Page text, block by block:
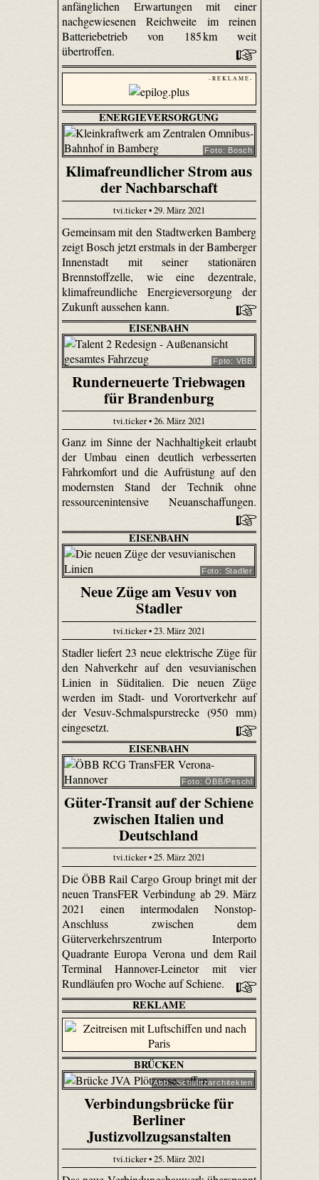
anfänglichen Erwartungen mit einer
nachgewiesenen Reichweite im reinen
Batteriebetrieb von 185 km weit
übertroffen.
- R E K L A M E -
ENERGIEVERSORGUNG
Foto: Bosch
Klimafreundlicher Strom aus
der Nachbarschaft
tvi.ticker • 29. März 2021
Gemeinsam mit den Stadtwerken Bamberg
zeigt Bosch jetzt erstmals in der Bamberger
Innenstadt mit seiner stationären
Brennstoffzelle, wie eine dezentrale,
klimafreundliche Energieversorgung der
Zukunft aussehen kann.
EISENBAHN
Fpto: VBB
Runderneuerte Triebwagen
für Brandenburg
tvi.ticker • 26. März 2021
Ganz im Sinne der Nachhaltigkeit erlaubt
der Umbau einen deutlich verbesserten
Fahrkomfort und die Aufrüstung auf den
modernsten Stand der Technik ohne
ressourcenintensive Neuanschaffungen.
EISENBAHN
Foto: Stadler
Neue Züge am Vesuv von
Stadler
tvi.ticker • 23. März 2021
Stadler liefert 23 neue elektrische Züge für
den Nahverkehr auf den vesuvianischen
Linien in Süditalien. Die neuen Züge
werden im Stadt- und Vorortverkehr auf
der Vesuv-Schmalspurstrecke (950 mm)
eingesetzt.
EISENBAHN
Foto: ÖBB/Peschl
Güter-Transit auf der Schiene
zwischen Italien und
Deutschland
tvi.ticker • 25. März 2021
Die ÖBB Rail Cargo Group bringt mit der
neuen TransFER Verbindung ab 29. März
2021 einen intermodalen Nonstop-
Anschluss zwischen dem
Güterverkehrszentrum Interporto
Quadrante Europa Verona und dem Rail
Terminal Hannover-Leinetor mit vier
Rundläufen pro Woche auf Schiene.
REKLAME
BRÜCKEN
Abb.: Schulitzarchitekten
Verbindungsbrücke für
Berliner
Justizvollzugsanstalten
tvi.ticker • 25. März 2021